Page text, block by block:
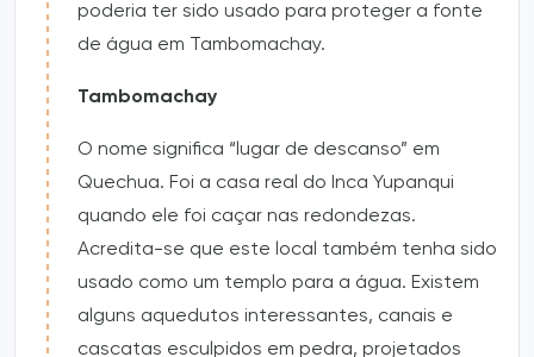
poderia ter sido usado para proteger a fonte
de água em Tambomachay.
Tambomachay
O nome significa “lugar de descanso” em
Quechua. Foi a casa real do Inca Yupanqui
quando ele foi caçar nas redondezas.
Acredita-se que este local também tenha sido
usado como um templo para a água. Existem
alguns aquedutos interessantes, canais e
cascatas esculpidos em pedra, projetados